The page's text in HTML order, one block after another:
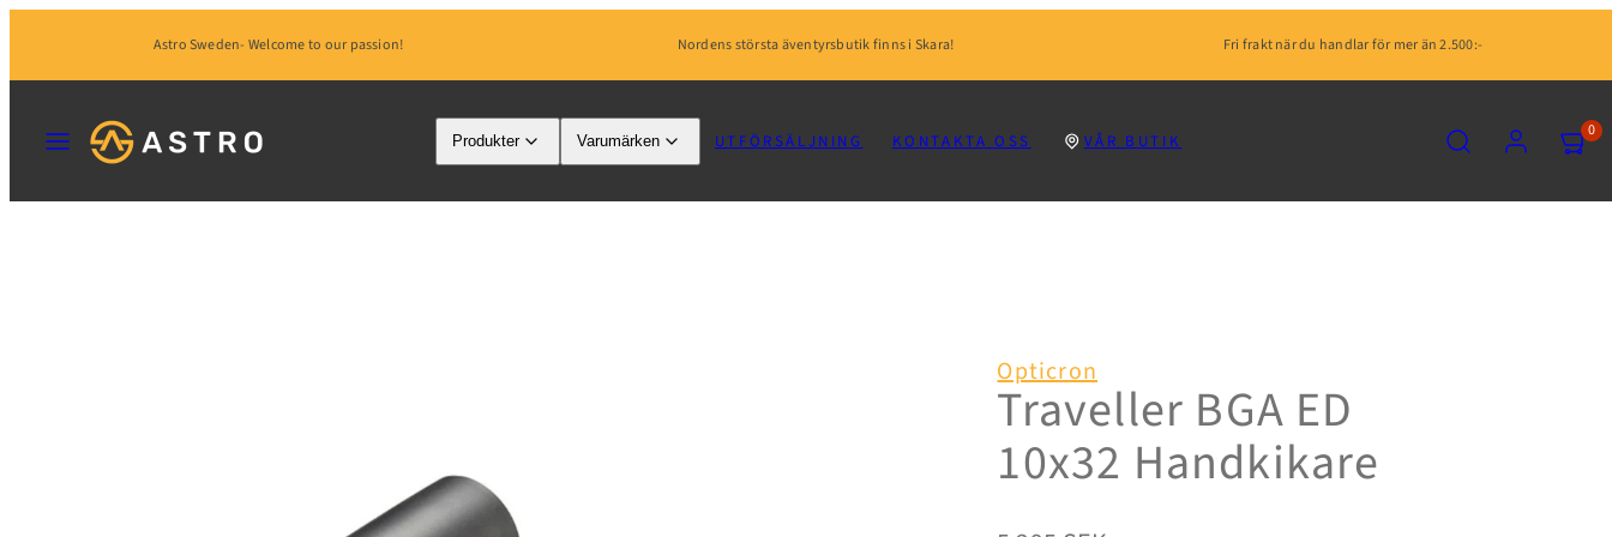
Astro Sweden- Welcome to our passion! Nordens största äventyrsbutik finns i Skara! Fri frakt när du handlar för mer än 2.500:-
Produkter Varumärken UTFÖRSÄLJNING KONTAKTA OSS VÅR BUTIK
VISA
MIN
0
Opticron
Traveller BGA ED
10x32 Handkikare